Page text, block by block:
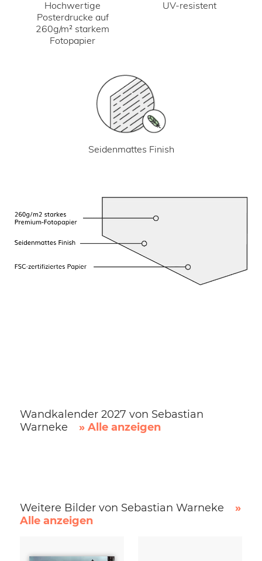
Hochwertige
Posterdrucke auf
260g/m² starkem
Fotopapier
UV-resistent
Seidenmattes Finish
Wandkalender 2027 von Sebastian
Warneke
» Alle anzeigen
Weitere Bilder von Sebastian Warneke
»
Alle anzeigen